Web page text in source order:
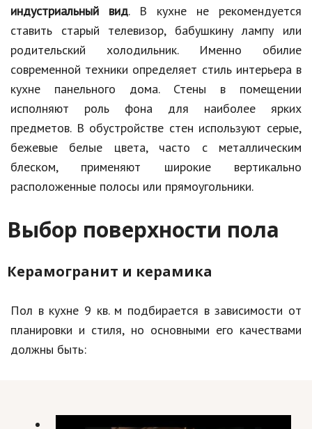
индустриальный вид. В кухне не рекомендуется
ставить старый телевизор, бабушкину лампу или
родительский холодильник. Именно обилие
современной техники определяет стиль интерьера в
кухне панельного дома. Стены в помещении
исполняют роль фона для наиболее ярких
предметов. В обустройстве стен используют серые,
бежевые белые цвета, часто с металлическим
блеском, применяют широкие вертикально
расположенные полосы или прямоугольники.
Выбор поверхности пола
Керамогранит и керамика
Пол в кухне 9 кв. м подбирается в зависимости от
планировки и стиля, но основными его качествами
должны быть: